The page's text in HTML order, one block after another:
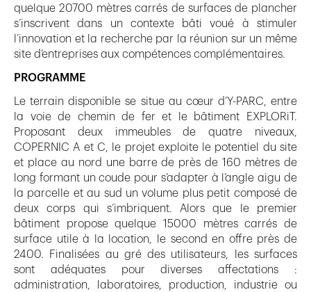
quelque 20700 mètres carrés de surfaces de plancher
s’inscrivent dans un contexte bâti voué à stimuler
l’innovation et la recherche par la réunion sur un même
site d’entreprises aux compétences complémentaires.
PROGRAMME
Le terrain disponible se situe au cœur d’Y-PARC, entre
la voie de chemin de fer et le bâtiment EXPLORiT.
Proposant deux immeubles de quatre niveaux,
COPERNIC A et C, le projet exploite le potentiel du site
et place au nord une barre de près de 160 mètres de
long formant un coude pour s’adapter à l’angle aigu de
la parcelle et au sud un volume plus petit composé de
deux corps qui s’imbriquent. Alors que le premier
bâtiment propose quelque 15000 mètres carrés de
surface utile à la location, le second en offre près de
2400. Finalisées au gré des utilisateurs, les surfaces
sont adéquates pour diverses affectations :
administration, laboratoires, production, industrie ou